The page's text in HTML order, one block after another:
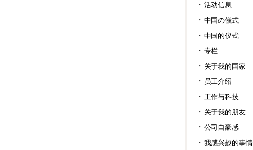
活动信息
中国の儀式
中国的仪式
专栏
关于我的国家
员工介绍
工作与科技
关于我的朋友
公司自豪感
我感兴趣的事情